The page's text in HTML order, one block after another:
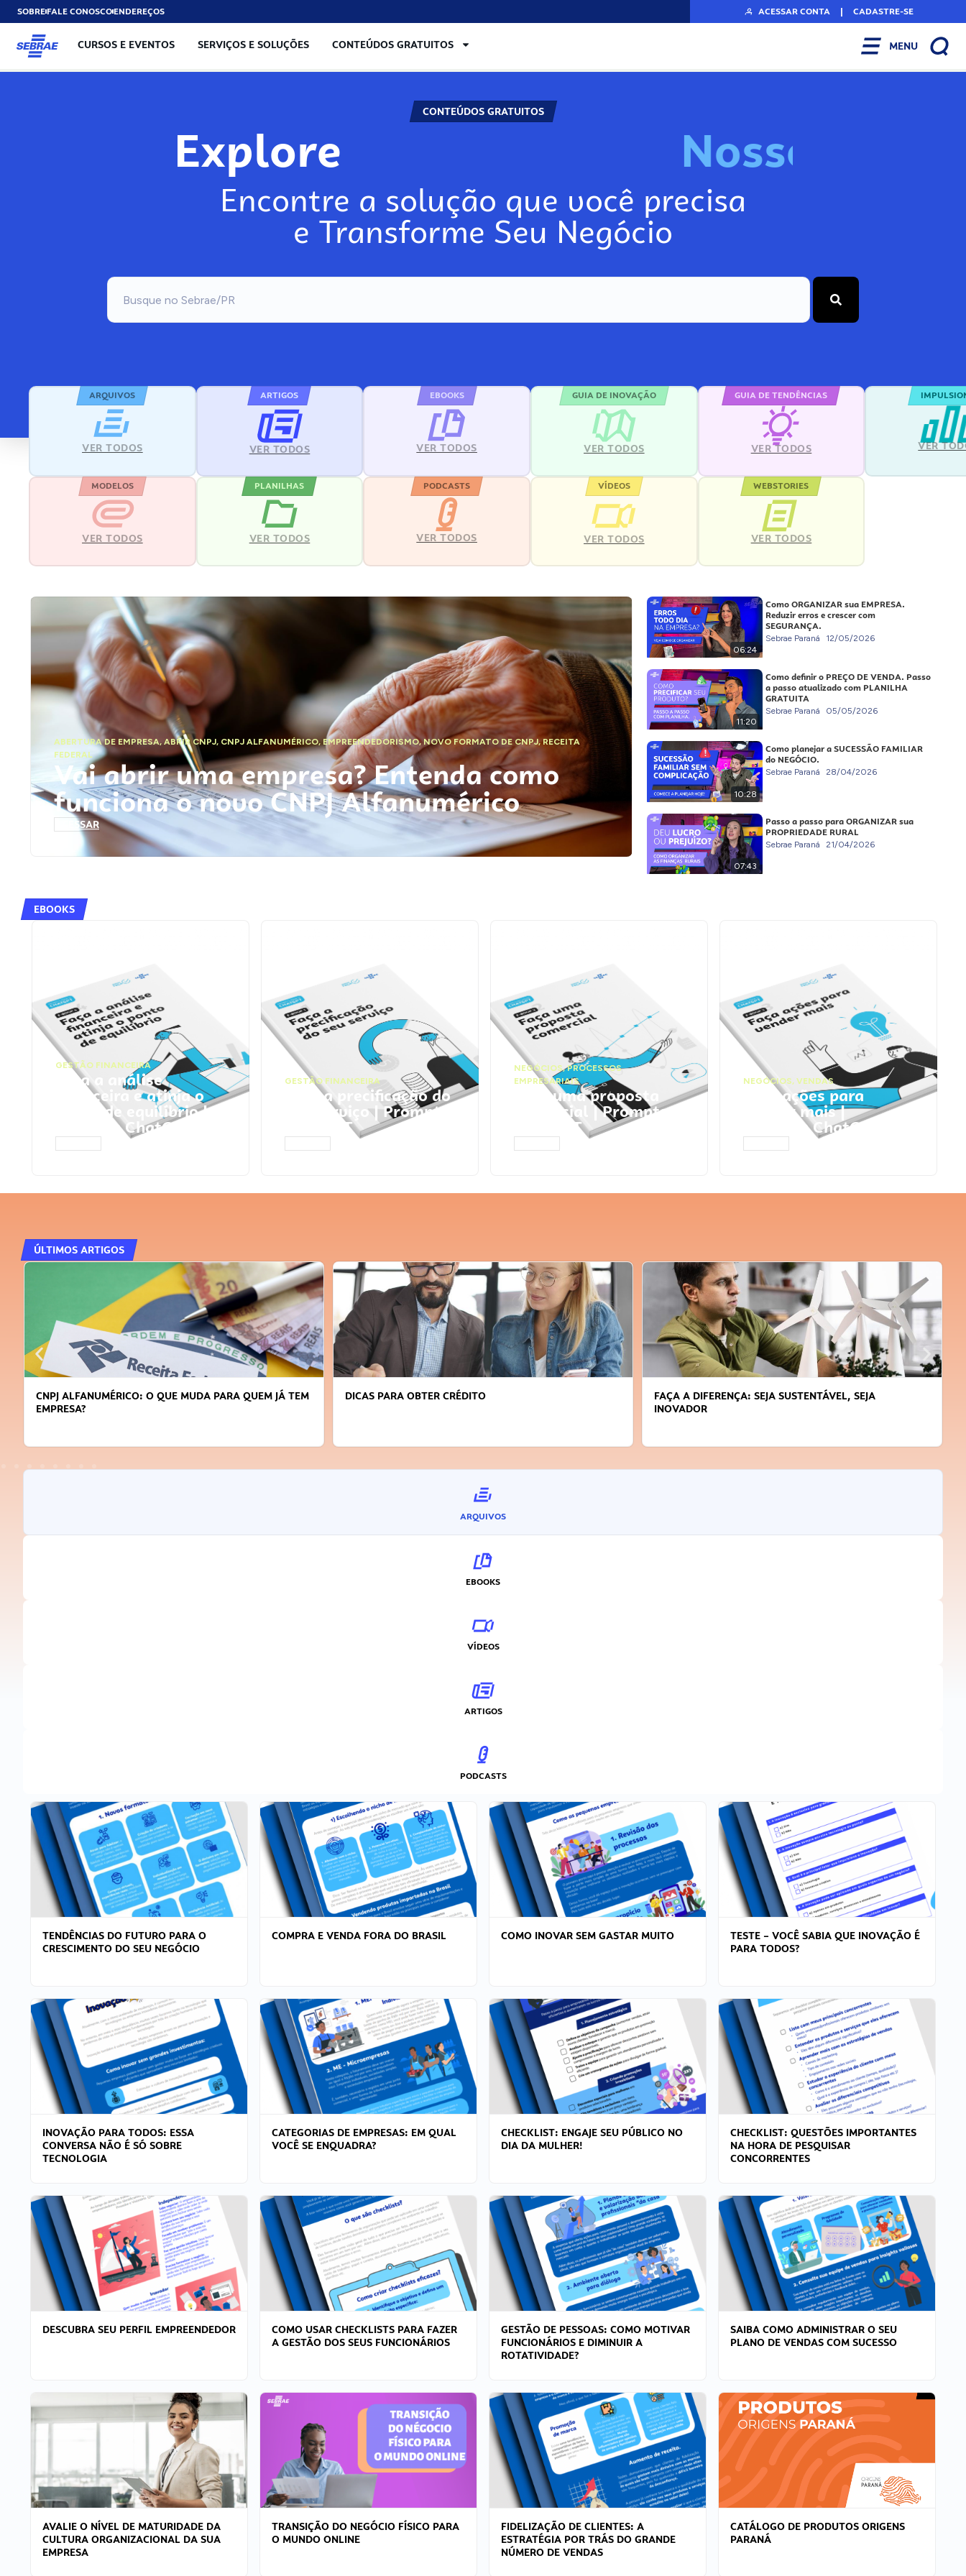
SOBREFALE CONOSCOENDEREÇOS ACESSAR CONTA | CADASTRE-SE
CURSOS E EVENTOS SERVIÇOS E SOLUÇÕES CONTEÚDOS GRATUITOS MENU
CONTEÚDOS GRATUITOS
Explore Nosso
Encontre a solução que você precisa
e Transforme Seu Negócio
ARQUIVOS
VER TODOS
ARTIGOS
VER TODOS
EBOOKS
VER TODOS
GUIA DE INOVAÇÃO
VER TODOS
GUIA DE TENDÊNCIAS
VER TODOS VER
MODELOS
VER TODOS
PLANILHAS
VER TODOS
PODCASTS
VER TODOS
VÍDEOS
VER TODOS
WEBSTORIES
VER TODOS
ABERTURA DE EMPRESA,ABRIR CNPJ, CNPJ ALFANUMÉRICO, EMPREENDEDORISMO,NOVO FORMATO DE CNPJ,RECEITA
FEDERAL
Vai abrir uma empresa? Entenda como
funciona o novo CNPJ Alfanumérico
ACESSAR
06:24
Como ORGANIZAR sua EMPRESA.
Reduzir erros e crescer com
SEGURANÇA.
Sebrae Paraná 12/05/2026
11:20
Como definir o PREÇO DE VENDA. Passo
a passo atualizado com PLANILHA
GRATUITA
Sebrae Paraná 05/05/2026
10:28
Como planejar a SUCESSÃO FAMILIAR
do NEGÓCIO.
Sebrae Paraná 28/04/2026
07:43
Passo a passo para ORGANIZAR sua
PROPRIEDADE RURAL
Sebrae Paraná 21/04/2026
EBOOKS
GESTÃO FINANCEIRA
Faça a análise
financeira e atinja o
ponto de equilíbrio |
Prompts ChatGPT
GESTÃO FINANCEIRA
Faça a precificação do
seu serviço | Prompts
ChatGPT
NEGÓCIOS,PROCESSOS
EMPRESARIAIS
Faça uma proposta
comercial | Prompts
ChatGPT
NEGÓCIOS, VENDAS
Faça ações para
vender mais |
Prompts ChatGPT
ÚLTIMOS ARTIGOS
CNPJ ALFANUMÉRICO: O QUE MUDA PARA QUEM JÁ TEM
EMPRESA?
DICAS PARA OBTER CRÉDITO
FAÇA A DIFERENÇA: SEJA SUSTENTÁVEL, SEJA
INOVADOR
ARQUIVOS
EBOOKS
VÍDEOS
ARTIGOS
PODCASTS
TENDÊNCIAS DO FUTURO PARA O
CRESCIMENTO DO SEU NEGÓCIO
COMPRA E VENDA FORA DO BRASIL COMO INOVAR SEM GASTAR MUITO
TESTE – VOCÊ SABIA QUE INOVAÇÃO É
PARA TODOS?
INOVAÇÃO PARA TODOS: ESSA
CONVERSA NÃO É SÓ SOBRE
TECNOLOGIA
CATEGORIAS DE EMPRESAS: EM QUAL
VOCÊ SE ENQUADRA?
CHECKLIST: ENGAJE SEU PÚBLICO NO
DIA DA MULHER!
CHECKLIST: QUESTÕES IMPORTANTES
NA HORA DE PESQUISAR
CONCORRENTES
DESCUBRA SEU PERFIL EMPREENDEDOR
COMO USAR CHECKLISTS PARA FAZER
A GESTÃO DOS SEUS FUNCIONÁRIOS
GESTÃO DE PESSOAS: COMO MOTIVAR
FUNCIONÁRIOS E DIMINUIR A
ROTATIVIDADE?
SAIBA COMO ADMINISTRAR O SEU
PLANO DE VENDAS COM SUCESSO
AVALIE O NÍVEL DE MATURIDADE DA
CULTURA ORGANIZACIONAL DA SUA
EMPRESA
TRANSIÇÃO DO NEGÓCIO FÍSICO PARA
O MUNDO ONLINE
FIDELIZAÇÃO DE CLIENTES: A
ESTRATÉGIA POR TRÁS DO GRANDE
NÚMERO DE VENDAS
CATÁLOGO DE PRODUTOS ORIGENS
PARANÁ